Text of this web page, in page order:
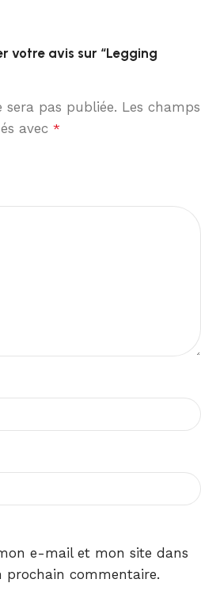
votre avis sur “Legging
sera pas publiée. Les champs
avec *
e-mail et mon site dans
commentaire.